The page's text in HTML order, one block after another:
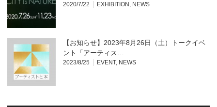
2020/7/22 EXHIBITION, NEWS
【お知らせ】2023年8月26日（土）トークイベ
ント「アーティス…
2023/8/25 EVENT, NEWS